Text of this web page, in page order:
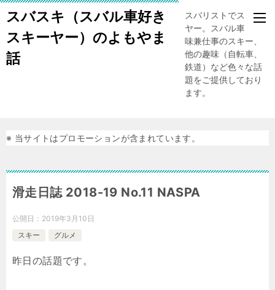
スバスキ（スバル車好き
スキーヤー）のよもやま
話
スバリストでスキー
ヤー。スバル車、趣
味兼仕事のスキー、
他の趣味（自転車、
鉄道）など色々な話
題をご提供しており
ます。
※ 当サイトはプロモーションが含まれています。
滑走日誌 2018-19 No.11 NASPA
公開日： 2019年3月10日
スキー
グルメ
昨日の話題です。